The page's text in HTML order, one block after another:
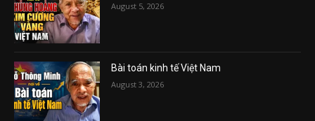
August 5, 2026
Bài toán kinh tế Việt Nam
August 3, 2026